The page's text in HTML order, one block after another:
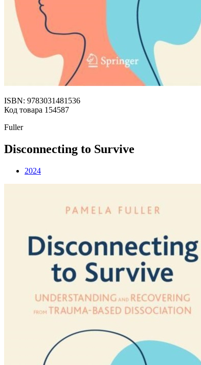
ISBN: 9783031481536
Код товара 154587
Fuller
Disconnecting to Survive
2024